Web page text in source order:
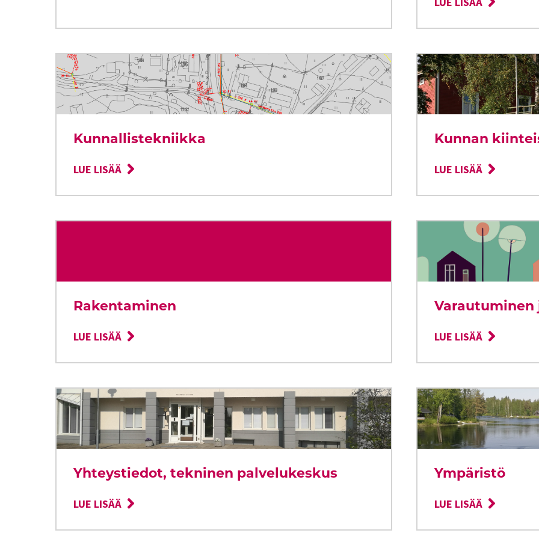
Kunnallistekniikka
LUE LISÄÄ
Kunnan
LUE LISÄÄ
Rakentaminen
LUE LISÄÄ LUE LISÄÄ
Yhteystiedot, tekninen palvelukeskus
LUE LISÄÄ
Ympäristö
LUE LISÄÄ